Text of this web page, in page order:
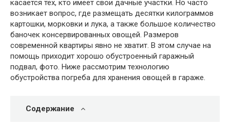
касается тех, кто имеет свои дачные участки. Но часто
возникает вопрос, где размещать десятки килограммов
картошки, морковки и лука, а также большое количество
баночек консервированных овощей. Размеров
современной квартиры явно не хватит. В этом случае на
помощь приходит хорошо обустроенный гаражный
подвал, фото. Ниже рассмотрим технологию
обустройства погреба для хранения овощей в гараже.
Содержание